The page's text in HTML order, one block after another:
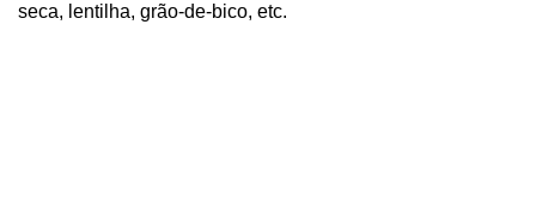
seca, lentilha, grão-de-bico, etc.